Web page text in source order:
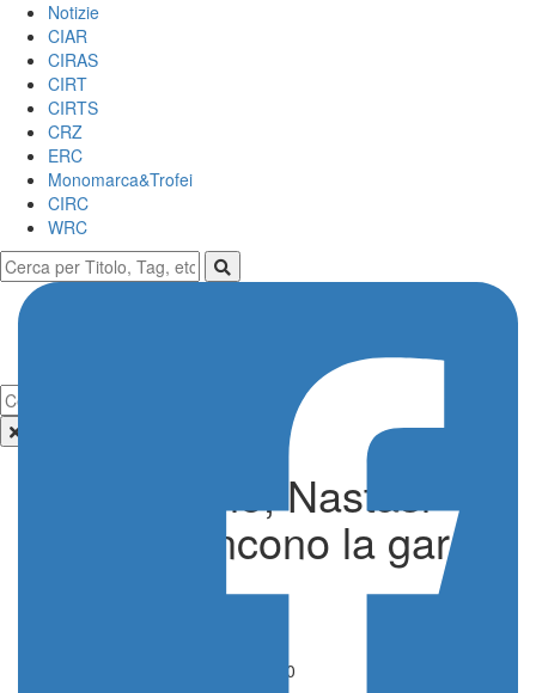
Notizie
CIAR
CIRAS
CIRT
CIRTS
CRZ
ERC
Monomarca&Trofei
CIRC
WRC
Targa Florio, Nastasi-
Stanca vincono la gara
Pubblicato il 15 Maggio 2026 - 19:00